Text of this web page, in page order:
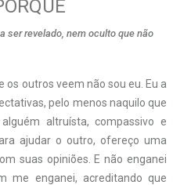
ser revelado, nem oculto que não
os outros veem não sou eu. Eu a
pelo menos naquilo que
altruísta, compassivo e
ajudar o outro, ofereço uma
suas opiniões. E não enganei
me enganei, acreditando que